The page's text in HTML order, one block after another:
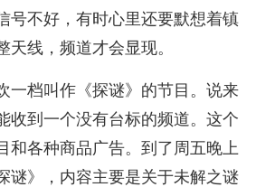
号不好，有时心里还要默想着镇
天线，频道才会显现。
一档叫作《探谜》的节目。说来
收到一个没有台标的频道。这个
和各种商品广告。到了周五晚上
谜》，内容主要是关于未解之谜